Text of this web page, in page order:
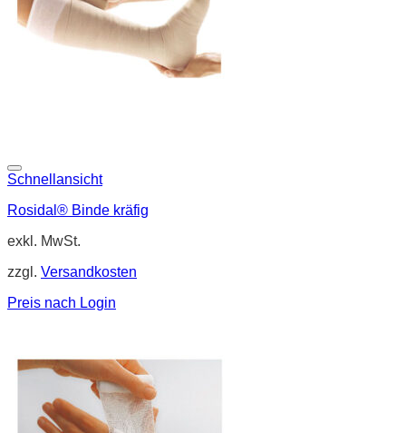
Schnellansicht
Rosidal® Binde kräfig
exkl. MwSt.
zzgl. Versandkosten
Preis nach Login